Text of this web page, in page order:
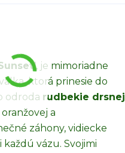
, je mimoriadne
ktorá prinesie do
odroda rudbekie drsnej
a
záhony, vidiecke
vázu. Svojimi